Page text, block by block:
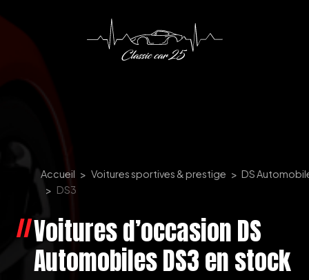
Accueil Voitures sportives & prestige
DS
DS3
Voitures d’occasion DS
Automobiles DS3 en stock